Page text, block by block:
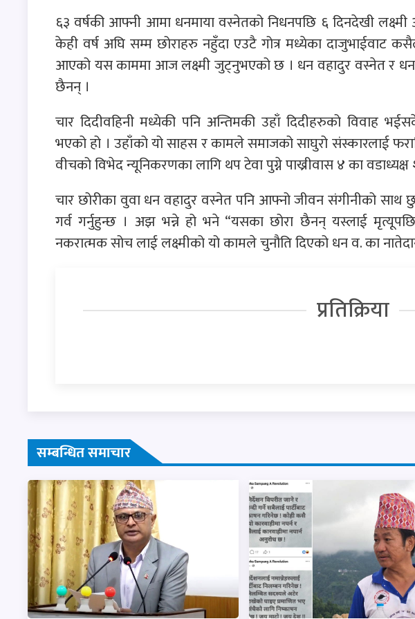
६३ वर्षकी आफ्नी आमा धनमाया वस्नेतको निधनपछि ६ दिनदेखी
केही वर्ष अघि सम्म छोराहरु नहुँदा एउटै गोत्र मध्येका दाजुभाईवाट
आएको यस काममा आज लक्ष्मी जुट्नुभएको छ । धन वहादुर वस्नेत र
छैनन् ।
चार दिदीवहिनी मध्येकी पनि अन्तिमकी उहाँ दिदीहरुको विवाह
भएको हो । उहाँको यो साहस र कामले समाजको साघुरो संस्कारलाई
वीचको विभेद न्यूनिकरणका लागि थप टेवा पुग्ने पाख्रीवास ४ का
चार छोरीका वुवा धन वहादुर वस्नेत पनि आफ्नो जीवन संगीनीको साथ
गर्व गर्नुहुन्छ । अझ भन्ने हो भने “यसका छोरा छैनन् यस्लाई
नकरात्मक सोच लाई लक्ष्मीको यो कामले चुनौति दिएको धन व. का
प्रतिक्रिया
सम्बन्धित समाचार